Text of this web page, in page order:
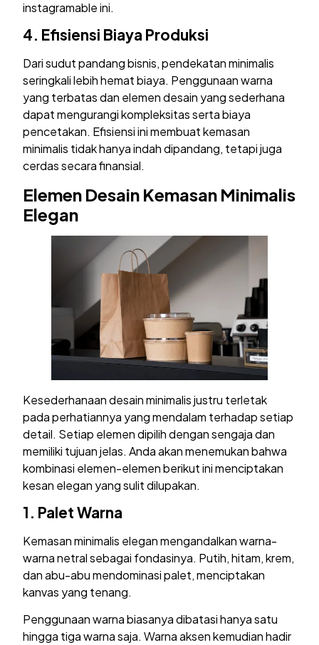
instagramable ini.
4. Efisiensi Biaya Produksi
Dari sudut pandang bisnis, pendekatan minimalis
seringkali lebih hemat biaya. Penggunaan warna
yang terbatas dan elemen desain yang sederhana
dapat mengurangi kompleksitas serta biaya
pencetakan. Efisiensi ini membuat kemasan
minimalis tidak hanya indah dipandang, tetapi juga
cerdas secara finansial.
Elemen Desain Kemasan Minimalis
Elegan
Kesederhanaan desain minimalis justru terletak
pada perhatiannya yang mendalam terhadap setiap
detail. Setiap elemen dipilih dengan sengaja dan
memiliki tujuan jelas. Anda akan menemukan bahwa
kombinasi elemen-elemen berikut ini menciptakan
kesan elegan yang sulit dilupakan.
1. Palet Warna
Kemasan minimalis elegan mengandalkan warna-
warna netral sebagai fondasinya. Putih, hitam, krem,
dan abu-abu mendominasi palet, menciptakan
kanvas yang tenang.
Penggunaan warna biasanya dibatasi hanya satu
hingga tiga warna saja. Warna aksen kemudian hadir